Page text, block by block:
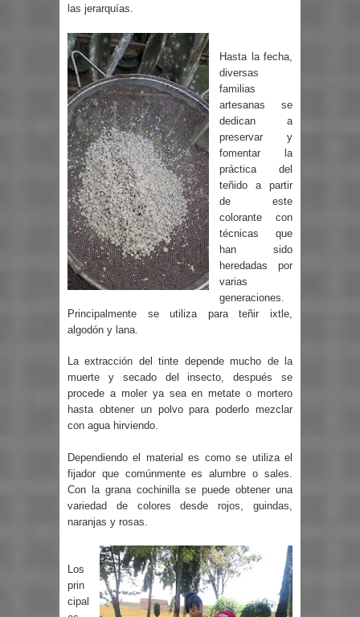
las jerarquías.
Hasta la fecha,
diversas
familias
artesanas se
dedican a
preservar y
fomentar la
práctica del
teñido a partir
de este
colorante con
técnicas que
han sido
heredadas por
varias
generaciones.
Principalmente se utiliza para teñir ixtle,
algodón y lana.
La extracción del tinte depende mucho de la
muerte y secado del insecto, después se
procede a moler ya sea en metate o mortero
hasta obtener un polvo para poderlo mezclar
con agua hirviendo.
Dependiendo el material es como se utiliza el
fijador que comúnmente es alumbre o sales.
Con la grana cochinilla se puede obtener una
variedad de colores desde rojos, guindas,
naranjas y rosas.
Los
prin
cipal